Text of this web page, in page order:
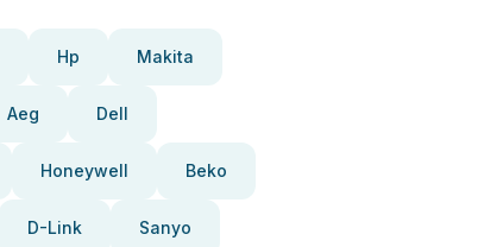
Hp Makita
Aeg Dell
Honeywell Beko
D-Link Sanyo